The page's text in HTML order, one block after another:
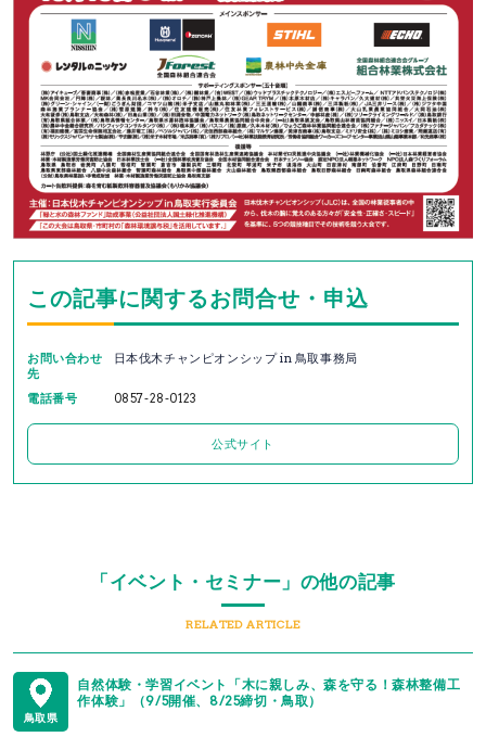
この記事に関するお問合せ・申込
お問い合わせ
先
日本伐木チャンピオンシップ in 鳥取事務局
電話番号 0857-28-0123
公式サイト
「イベント・セミナー」の他の記事
RELATED ARTICLE
鳥取県
自然体験・学習イベント「木に親しみ、森を守る！森林整備工
作体験」（9/5開催、8/25締切・鳥取）